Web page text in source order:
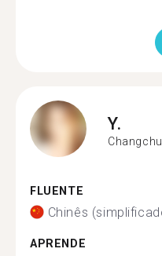
Y.
FLUENTE
Chinês
APRENDE